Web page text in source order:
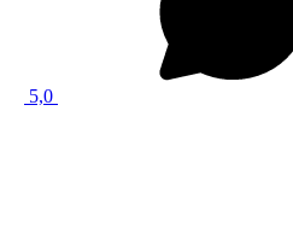
5,0